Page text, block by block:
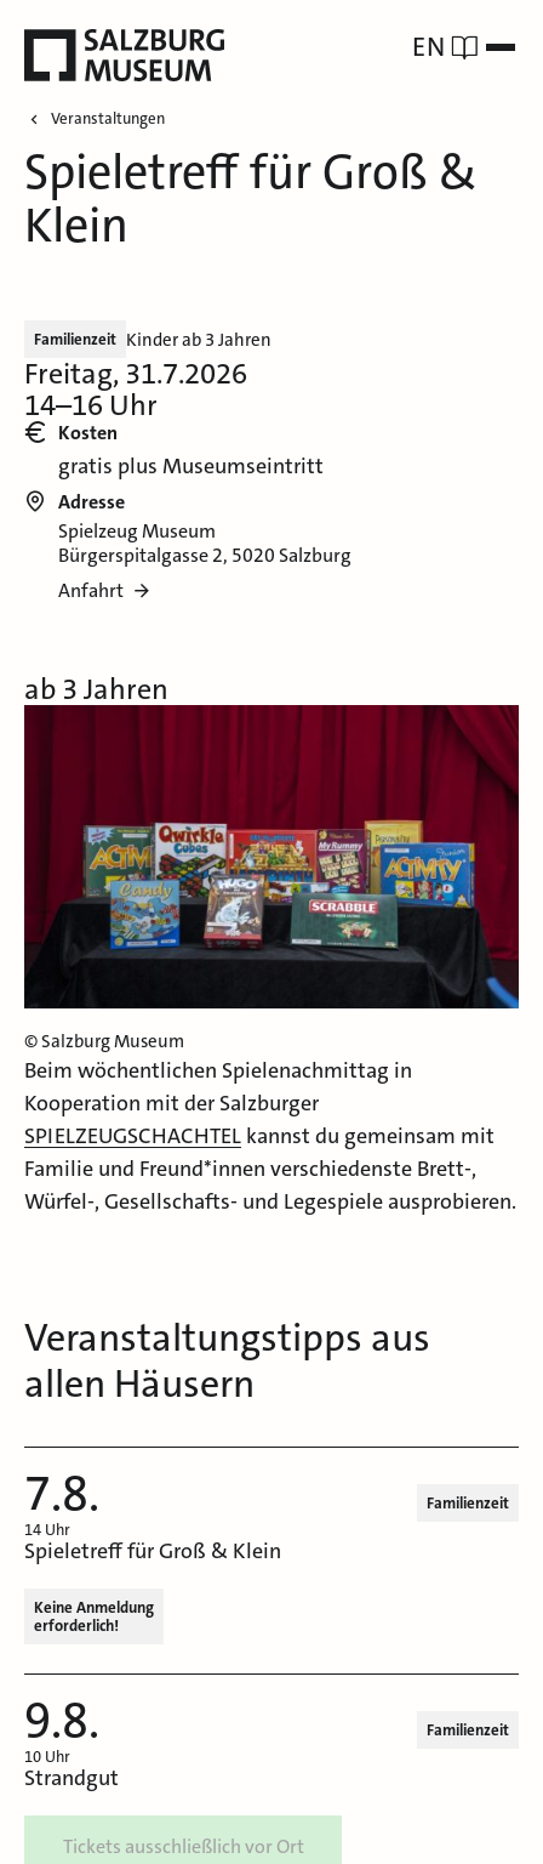
EN
Veranstaltungen
Spieletreff für Groß &
Klein
Familienzeit Kinder ab 3 Jahren
Freitag, 31.7.2026
14–16 Uhr
Kosten
gratis plus Museumseintritt
Adresse
Spielzeug Museum
Bürgerspitalgasse 2, 5020 Salzburg
Anfahrt
ab 3 Jahren
© Salzburg Museum
Beim wöchentlichen Spielenachmittag in
Kooperation mit der Salzburger
SPIELZEUGSCHACHTEL kannst du gemeinsam mit
Familie und Freund*innen verschiedenste Brett-,
Würfel-, Gesellschafts- und Legespiele ausprobieren.
Veranstaltungstipps aus
allen Häusern
7.8.
14 Uhr
Familienzeit
Spieletreff für Groß & Klein
Keine Anmeldung
erforderlich!
9.8.
10 Uhr
Familienzeit
Strandgut
Tickets ausschließlich vor Ort